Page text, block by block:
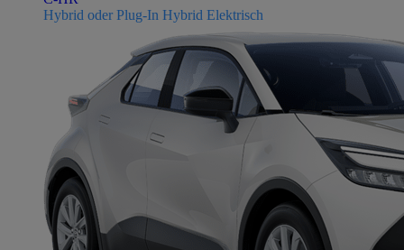
Hybrid oder Plug-In Hybrid Elektrisch